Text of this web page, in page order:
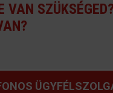
VAN SZÜKSÉGED?